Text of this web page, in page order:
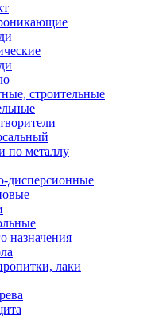
строительные
по металлу
дисперсионные
назначения
лаки